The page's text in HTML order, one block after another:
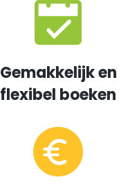
Gemakkelijk en
flexibel boeken